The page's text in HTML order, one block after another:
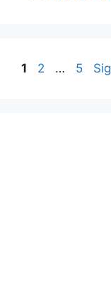
Página
1 Página
2 … 5